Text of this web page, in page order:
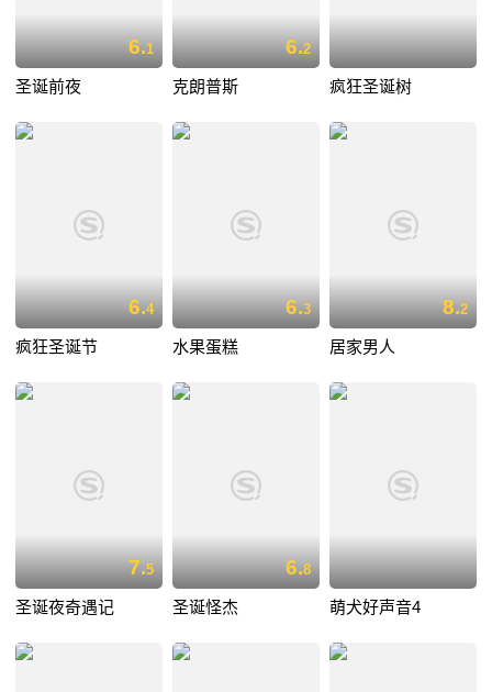
6.1
圣诞前夜
6.2
克朗普斯 疯狂圣诞树
6.4
疯狂圣诞节
6.3
水果蛋糕
8.2
居家男人
7.5
圣诞夜奇遇记
6.8
圣诞怪杰 萌犬好声音4